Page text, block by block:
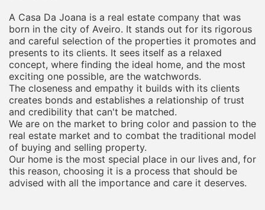
A Casa Da Joana is a real estate company that was
born in the city of Aveiro. It stands out for its rigorous
and careful selection of the properties it promotes and
presents to its clients. It sees itself as a relaxed
concept, where finding the ideal home, and the most
exciting one possible, are the watchwords.
The closeness and empathy it builds with its clients
creates bonds and establishes a relationship of trust
and credibility that can't be matched.
We are on the market to bring color and passion to the
real estate market and to combat the traditional model
of buying and selling property.
Our home is the most special place in our lives and, for
this reason, choosing it is a process that should be
advised with all the importance and care it deserves.